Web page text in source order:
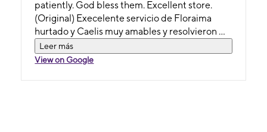
patiently. God bless them. Excellent store.
(Original) Execelente servicio de Floraima
hurtado y Caelis muy amables y resolvieron mi
problema con mucha calma y paciencia dios
las bendiga excelente tienda
Leer más
View on Google